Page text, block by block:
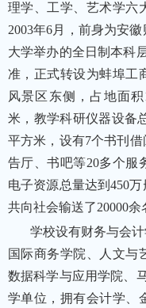
理学、工学、艺术学六
2003年6月，前身为安
大学举办的全日制本科
准，正式转设为蚌埠工
风景区东侧，占地面
米，教学科研仪器设备
平方米，设有7个书刊
告厅、书吧等20多个服
电子资源总量达到450
共向社会输送了20000余
学校设有财务与会
国际商务学院、人文与
数据科学与应用学院、
学单位，拥有会计学、